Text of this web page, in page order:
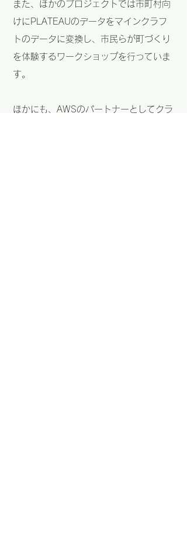
また、ほかのプロジェクトでは市町村向
けにPLATEAUのデータをマインクラフ
トのデータに変換し、市民らが町づくり
を体験するワークショップを行っていま
す。
ほかにも、AWSのパートナーとしてクラ